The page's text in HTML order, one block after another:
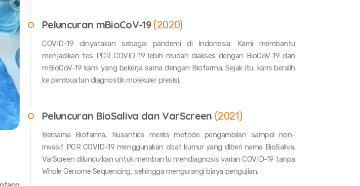
Peluncuran mBioCoV-19 (2020)
COVID-19 dinyatakan sebagai pandemi di Indonesia. Kami membantu
menjadikan tes PCR COVID-19 lebih mudah diakses dengan BioCoV-19 dan
mBioCoV-19 kami yang bekerja sama dengan Biofarma. Sejak itu, kami beralih
ke pembuatan diagnostik molekuler presisi.
Peluncuran BioSaliva dan VarScreen (2021)
Bersama Biofarma, Nusantics merilis metode pengambilan sampel non-
invasif PCR COVID-19 menggunakan obat kumur yang diberi nama BioSaliva.
VarScreen diluncurkan untuk membantu mendiagnosis varian COVID-19 tanpa
Whole Genome Sequencing, sehingga mengurangi biaya pengujian.